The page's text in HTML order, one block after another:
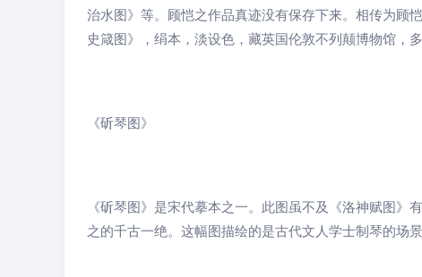
治水图》等。顾恺之作品真迹没有保存下来。相传为顾
史箴图》，绢本，淡设色，藏英国伦敦不列颠博物馆，
《斫琴图》
《斫琴图》是宋代摹本之一。此图虽不及《洛神赋图
之的千古一绝。这幅图描绘的是古代文人学士制琴的场景